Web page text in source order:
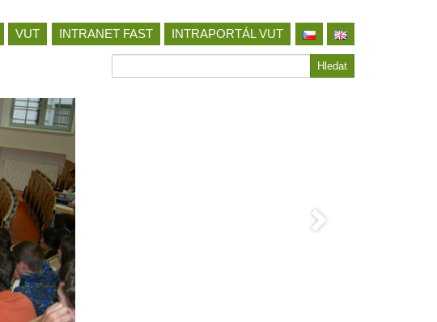
VUT INTRANET FAST
INTRAPORTÁL VUT
Hledat